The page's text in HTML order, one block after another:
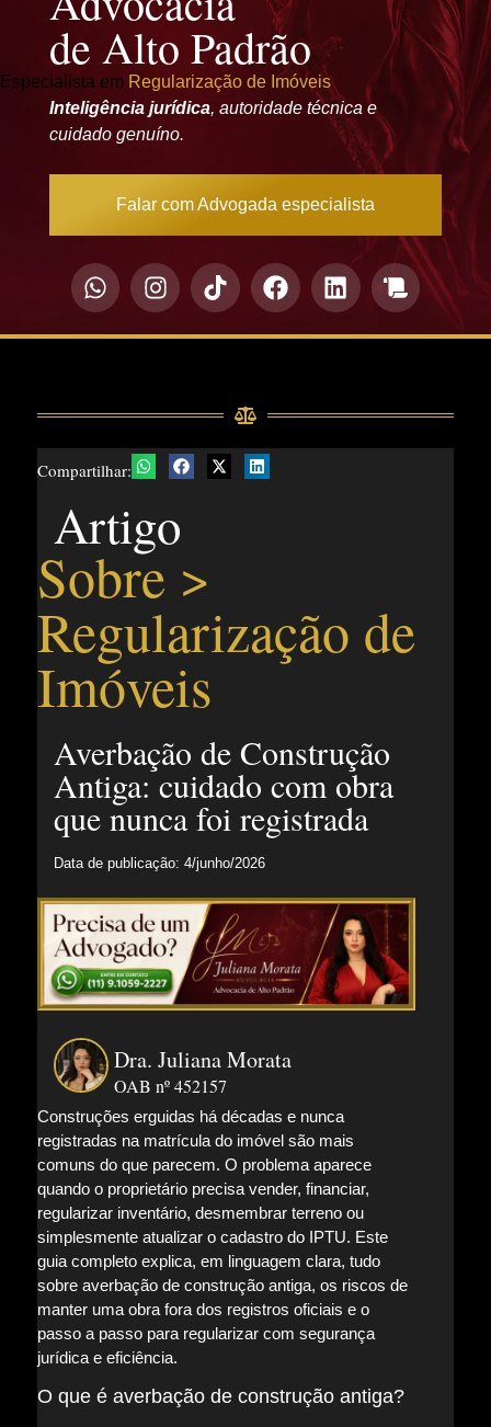
de Alto Padrão
Especialista em Regularização de Imóveis
Inteligência jurídica, autoridade técnica e
cuidado genuíno.
Falar com Advogada especialista
Compartilhar:
Artigo
Sobre >
Regularização de
Imóveis
Averbação de Construção
Antiga: cuidado com obra
que nunca foi registrada
Data de publicação: 4/junho/2026
Dra. Juliana Morata
OAB nº 452157
Construções erguidas há décadas e nunca
registradas na matrícula do imóvel são mais
comuns do que parecem. O problema aparece
quando o proprietário precisa vender, financiar,
regularizar inventário, desmembrar terreno ou
simplesmente atualizar o cadastro do IPTU. Este
guia completo explica, em linguagem clara, tudo
sobre averbação de construção antiga, os riscos de
manter uma obra fora dos registros oficiais e o
passo a passo para regularizar com segurança
jurídica e eficiência.
O que é averbação de construção antiga?